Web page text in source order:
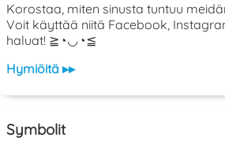
Korostaa, miten sinusta tuntuu
Voit käyttää niitä Facebook,
haluat! ≧◔◡◔≦
Hymiöitä ▸▸
Symbolit